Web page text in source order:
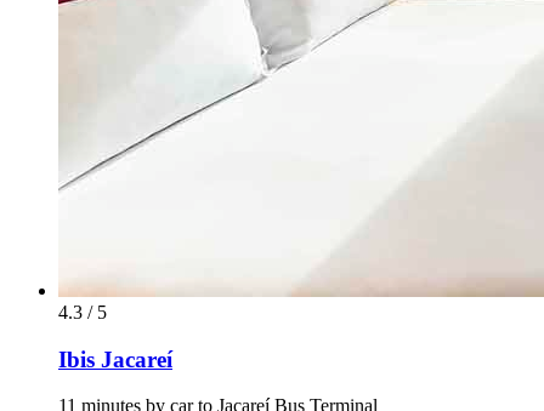
4.3 / 5
Ibis Jacareí
11 minutes by car to Jacareí Bus Terminal